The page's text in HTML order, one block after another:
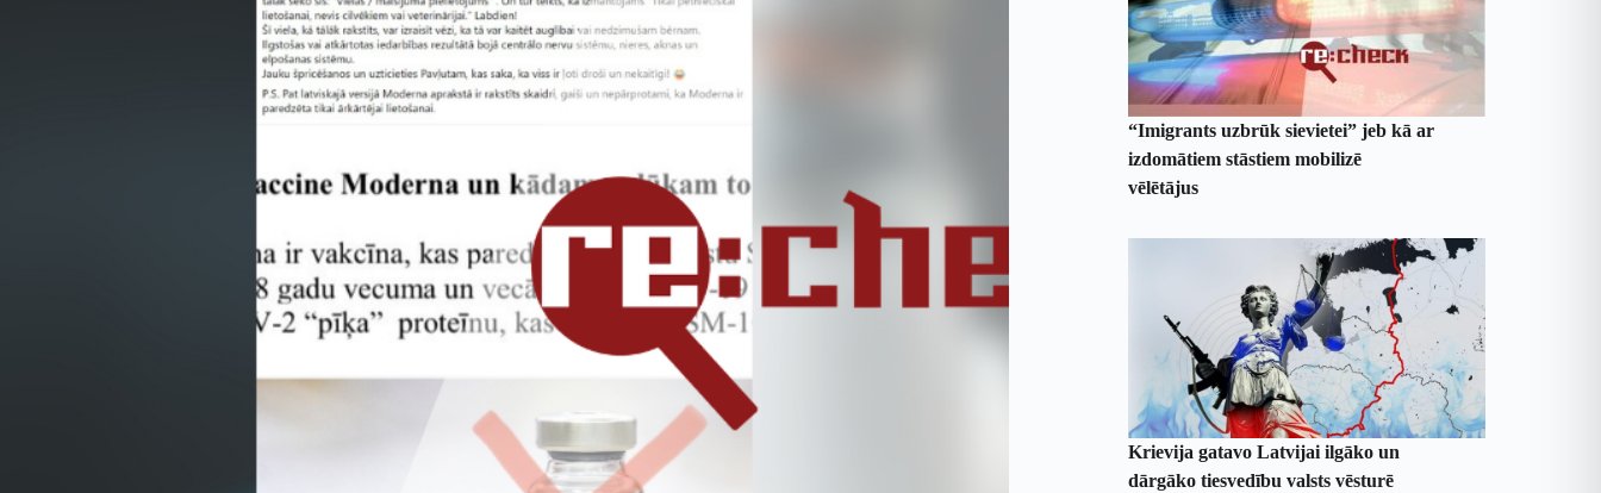
“Imigrants uzbrūk sievietei” jeb kā ar
izdomātiem stāstiem mobilizē
vēlētājus
Krievija gatavo Latvijai ilgāko un
dārgāko tiesvedību valsts vēsturē